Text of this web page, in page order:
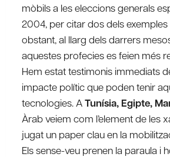
mòbils a les eleccions generals
2004, per citar dos dels
obstant, al llarg dels darrers
aquestes profecies es feien més
Hem estat testimonis immediats
impacte polític que poden tenir
tecnologies. ATunísia, Egipte,
Àrab veiem com l’element de les
jugat un paper clau en la
Els sense-veu prenen la paraula i